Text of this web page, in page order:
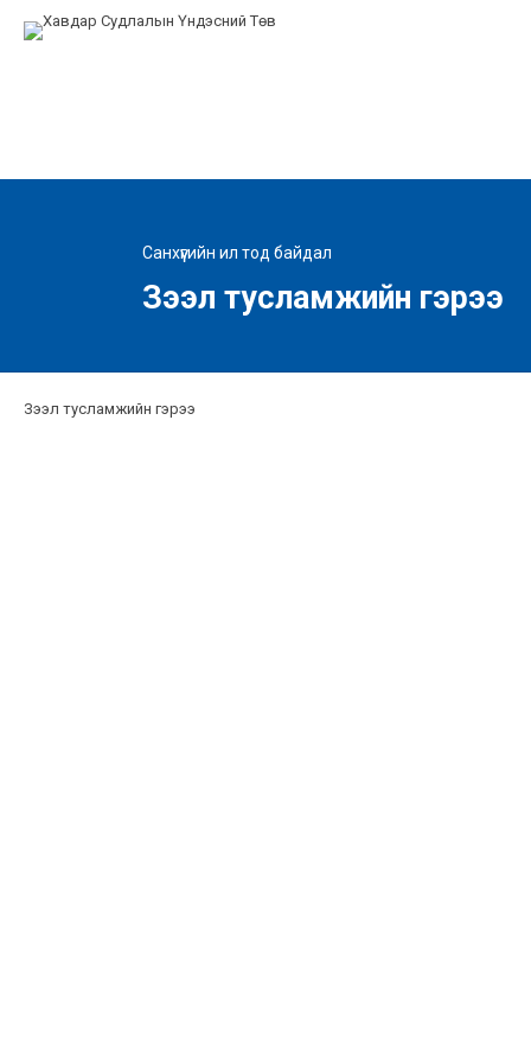
Санхүүгийн ил тод байдал
Зээл тусламжийн гэрээ
Зээл тусламжийн гэрээ